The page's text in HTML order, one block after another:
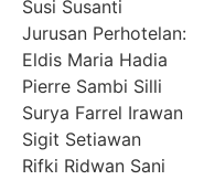
Susi Susanti
Jurusan Perhotelan:
Eldis Maria Hadia
Pierre Sambi Silli
Surya Farrel Irawan
Sigit Setiawan
Rifki Ridwan Sani